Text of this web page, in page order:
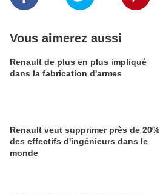
Vous aimerez aussi
Renault de plus en plus impliqué
dans la fabrication d'armes
Renault veut supprimer près de 20%
des effectifs d'ingénieurs dans le
monde